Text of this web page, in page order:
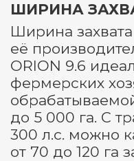
ШИРИНА
Ширина
её
ORION 9.6
фермерских
до 5 000 га. С
300 л.с. можно
от 70 до 120 га